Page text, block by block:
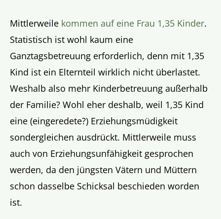
Mittlerweile kommen auf eine Frau 1,35 Kinder.
Statistisch ist wohl kaum eine
Ganztagsbetreuung erforderlich, denn mit 1,35
Kind ist ein Elternteil wirklich nicht überlastet.
Weshalb also mehr Kinderbetreuung außerhalb
der Familie? Wohl eher deshalb, weil 1,35 Kind
eine (eingeredete?) Erziehungsmüdigkeit
sondergleichen ausdrückt. Mittlerweile muss
auch von Erziehungsunfähigkeit gesprochen
werden, da den jüngsten Vätern und Müttern
schon dasselbe Schicksal beschieden worden
ist.